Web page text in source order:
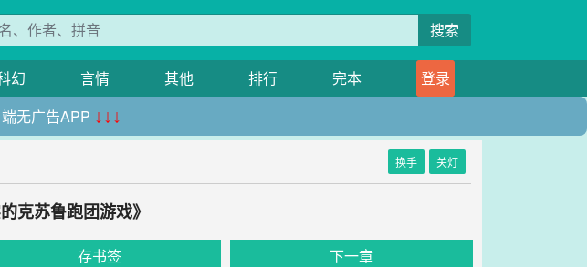
搜索
幻 言情 其他 排行 完本
登录
无广告APP ↓↓↓
换手 关灯
克苏鲁跑团游戏》
存书签 下一章